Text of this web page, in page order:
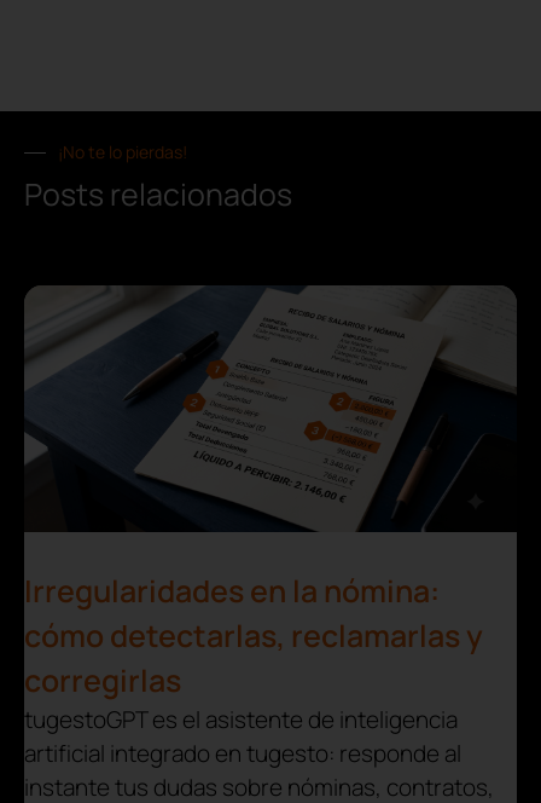
¡No te lo pierdas!
Posts relacionados
Irregularidades en la nómina:
cómo detectarlas, reclamarlas y
corregirlas
tugestoGPT es el asistente de inteligencia
artificial integrado en tugesto: responde al
instante tus dudas sobre nóminas, contratos,